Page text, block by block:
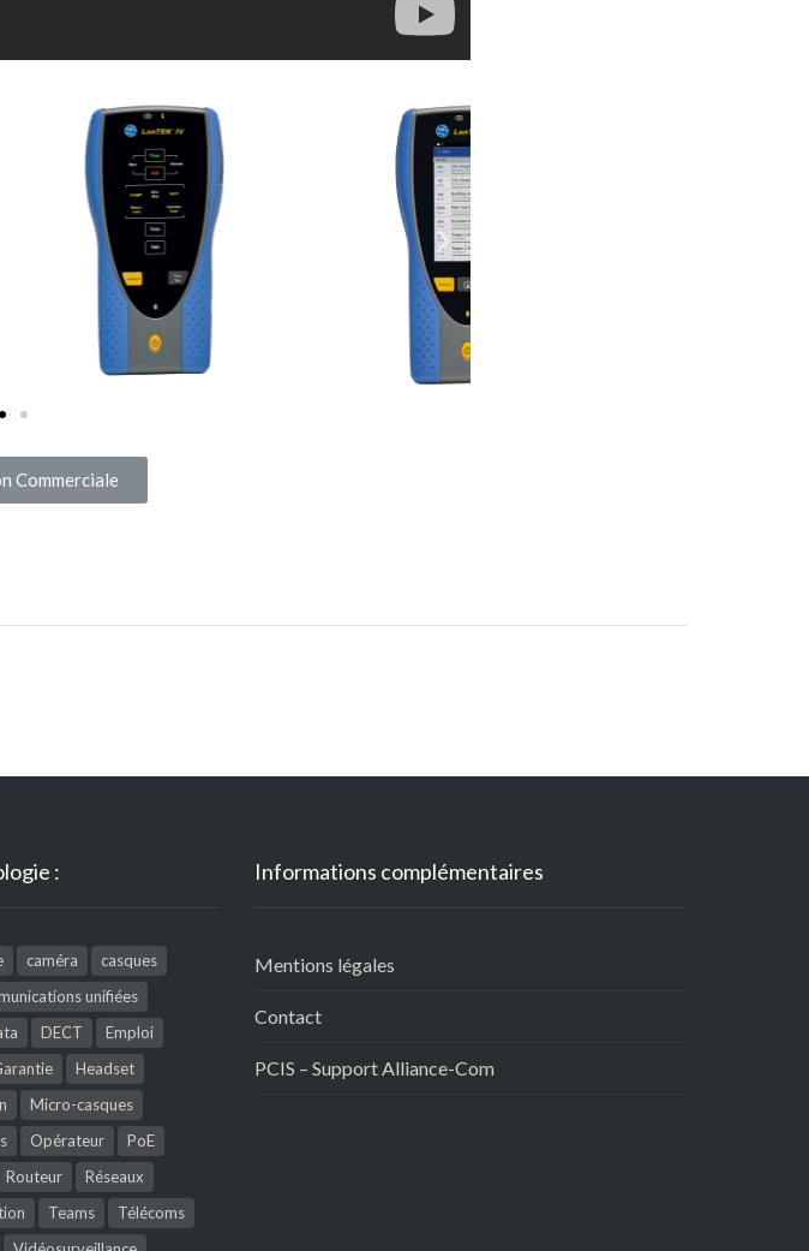
Commerciale
:
caméra
casques
unifiées
DECT
Emploi
Headset
Micro-casques
Opérateur
PoE
Routeur
Réseaux
Teams
Télécoms
Informations complémentaires
Mentions légales
Contact
PCIS – Support Alliance-Com